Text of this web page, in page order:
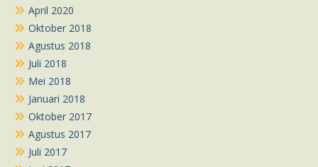
April 2020
Oktober 2018
Agustus 2018
Juli 2018
Mei 2018
Januari 2018
Oktober 2017
Agustus 2017
Juli 2017